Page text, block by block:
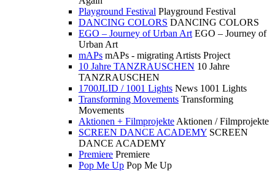
Playground Festival Playground Festival
DANCING COLORS DANCING COLORS
EGO – Journey of Urban Art EGO – Journey of
Urban Art
mAPs mAPs - migrating Artists Project
10 Jahre TANZRAUSCHEN 10 Jahre
TANZRAUSCHEN
1700JLID / 1001 Lights News 1001 Lights
Transforming Movements Transforming
Movements
Aktionen + Filmprojekte Aktionen / Filmprojekte
SCREEN DANCE ACADEMY SCREEN
DANCE ACADEMY
Premiere Premiere
Pop Me Up Pop Me Up